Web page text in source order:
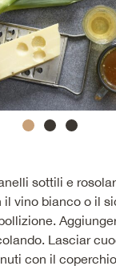
sottili e
vino bianco o il
Lasciar
con il